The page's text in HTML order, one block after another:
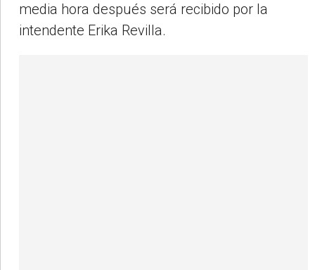
media hora después será recibido por la
intendente Erika Revilla.